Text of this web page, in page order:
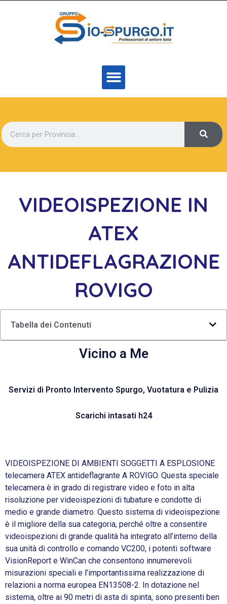
VIDEOISPEZIONE IN
ATEX
ANTIDEFLAGRAZIONE
ROVIGO
Tabella dei Contenuti
Vicino a Me
Servizi di Pronto Intervento Spurgo, Vuotatura e Pulizia
Scarichi intasati h24
VIDEOISPEZIONE DI AMBIENTI SOGGETTI A ESPLOSIONE
telecamera ATEX antideflagrante A ROVIGO. Questa speciale
telecamera è in grado di registrare video e foto in alta
risoluzione per videoispezioni di tubature e condotte di
medio e grande diametro. Questo sistema di videoispezione
è il migliore della sua categoria, perché oltre a consentire
videoispezioni di grande qualità ha integrato all’interno della
sua unità di controllo e comando VC200, i potenti software
VisionReport e WinCan che consentono innumerevoli
misurazioni speciali e l’importantissima realizzazione di
relazioni a norma europea EN13508-2. In dotazione nel
sistema, oltre ai 90 metri di asta di spinta, sono presenti ben